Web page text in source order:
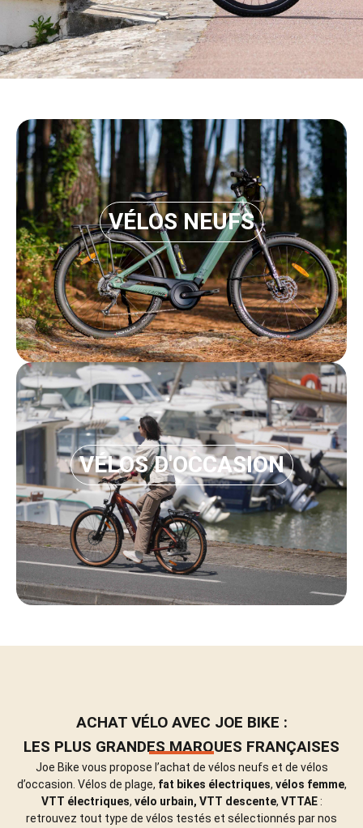
VÉLOS NEUFS
VÉLOS D'OCCASION
ACHAT VÉLO AVEC JOE BIKE :
LES PLUS GRANDES MARQUES FRANÇAISES
Joe Bike vous propose l’achat de vélos neufs et de vélos
d’occasion. Vélos de plage, fat bikes électriques, vélos femme,
VTT électriques, vélo urbain, VTT descente, VTTAE:
retrouvez tout type de vélos testés et sélectionnés par nos